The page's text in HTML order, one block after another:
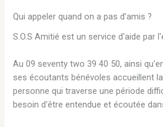
Qui appeler quand on a pas d’amis ?
S.O.S Amitié est un service d'aide par
Au 09 seventy two 39 40 50, ainsi
ses écoutants bénévoles accueillent
personne qui traverse une période
besoin d'être entendue et écoutée